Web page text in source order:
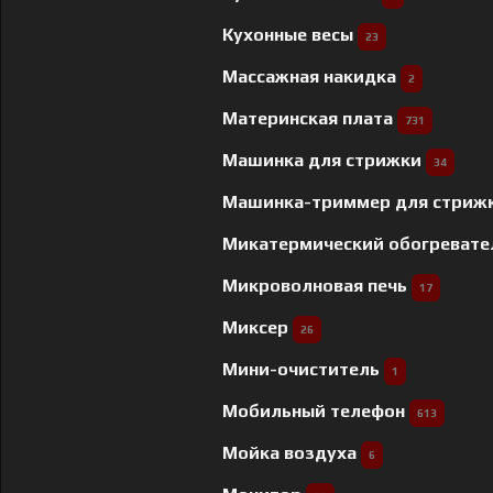
Кухонные весы 23
Массажная накидка 2
Материнская плата 731
Машинка для стрижки 34
Машинка-триммер для
Микатермический
Микроволновая печь 17
Миксер 26
Мини-очиститель 1
Мобильный телефон 613
Мойка воздуха 6